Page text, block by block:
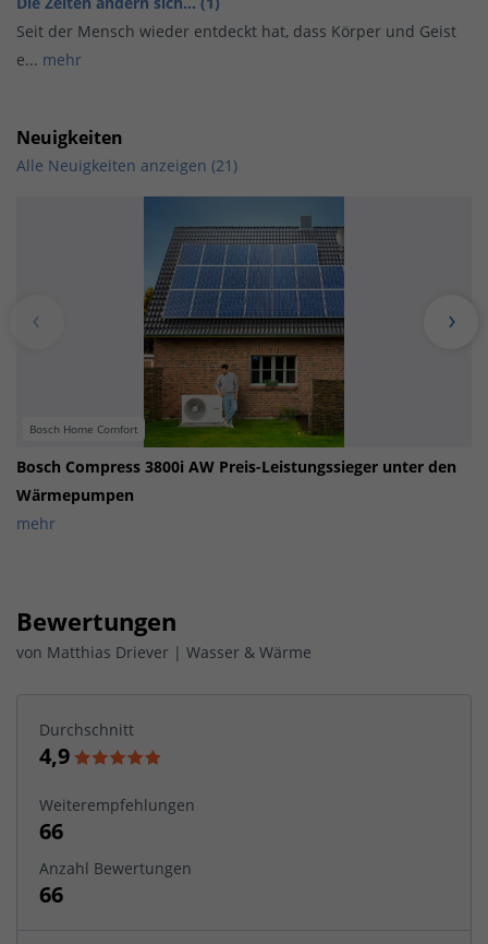
Seit der Mensch wieder entdeckt hat, dass Körper und Geist
e... mehr
Neuigkeiten
Alle Neuigkeiten anzeigen (21)
Bosch Home Comfort
Bosch Compress 3800i AW Preis-Leistungssieger unter den
Wärmepumpen
mehr
Bewertungen
von Matthias Driever | Wasser & Wärme
Durchschnitt
4,9
Weiterempfehlungen
66
Anzahl Bewertungen
66